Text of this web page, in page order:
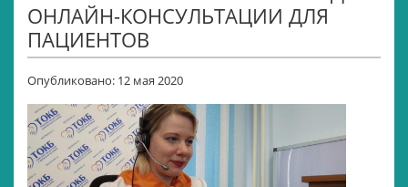
ОНЛАЙН-КОНСУЛЬТАЦИИ ДЛЯ
ПАЦИЕНТОВ
Опубликовано: 12 мая 2020